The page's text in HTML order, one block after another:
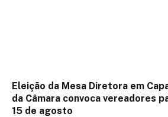
Eleição da Mesa Diretora em
da Câmara convoca vereadores
15 de agosto